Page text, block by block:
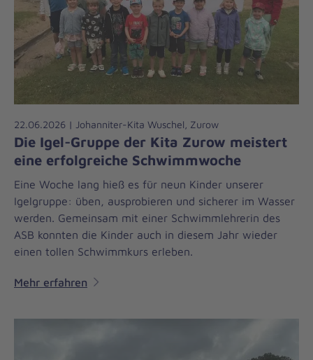
22.06.2026 | Johanniter-Kita Wuschel, Zurow
Die Igel-Gruppe der Kita Zurow meistert
eine erfolgreiche Schwimmwoche
Eine Woche lang hieß es für neun Kinder unserer
Igelgruppe: üben, ausprobieren und sicherer im Wasser
werden. Gemeinsam mit einer Schwimmlehrerin des
ASB konnten die Kinder auch in diesem Jahr wieder
einen tollen Schwimmkurs erleben.
Mehr erfahren